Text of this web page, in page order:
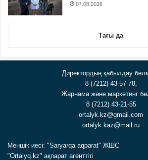
07.08.2026
Тағы да
Директордың қабылдау
8 (7212) 43-57-78,
Жарнама және маркетинг
8 (7212) 43-21-55
ortalyk.kz@gmail.com
ortalyk.kaz@mail.ru
Меншік иесі: "Saryarqa aqparat" ЖШС
"Ortalyq.kz" ақпарат агенттігі